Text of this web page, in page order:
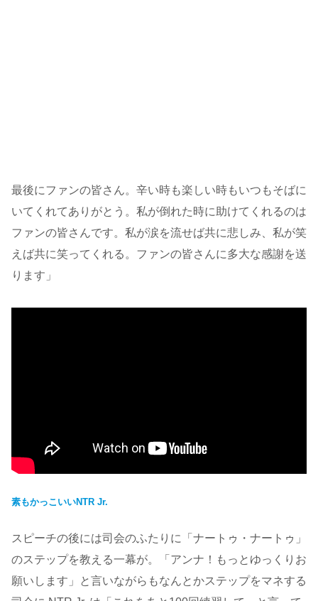
最後にファンの皆さん。辛い時も楽しい時もいつもそばに
いてくれてありがとう。私が倒れた時に助けてくれるのは
ファンの皆さんです。私が涙を流せば共に悲しみ、私が笑
えば共に笑ってくれる。ファンの皆さんに多大な感謝を送
ります」
素もかっこいいNTR Jr.
スピーチの後には司会のふたりに「ナートゥ・ナートゥ」
のステップを教える一幕が。「アンナ！もっとゆっくりお
願いします」と言いながらもなんとかステップをマネする